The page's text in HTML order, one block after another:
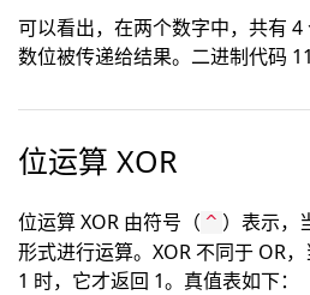
可以看出，在两个数字中，共有
数位被传递给结果。二进制代码
位运算 XOR
位运算 XOR 由符号（ ^ ）表示，
形式进行运算。XOR 不同于 OR
1 时，它才返回 1。真值表如下：